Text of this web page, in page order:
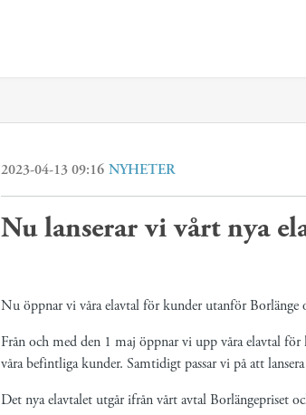
2023-04-13 09:16 NYHETER
Nu lanserar vi vårt nya
Nu öppnar vi våra elavtal för kunder utanför Borlänge
Från och med den 1 maj öppnar vi upp våra elavtal
våra befintliga kunder. Samtidigt passar vi på att
Det nya elavtalet utgår ifrån vårt avtal Borlängepriset